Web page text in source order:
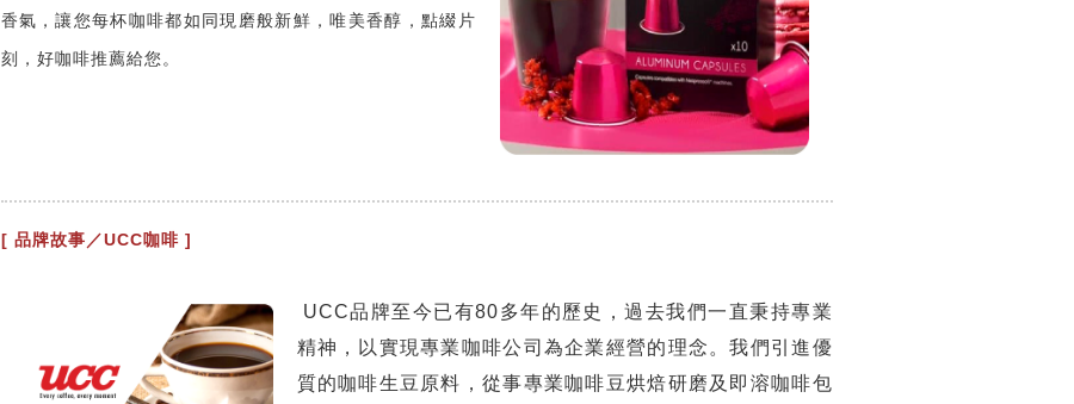
香氣，讓您每杯咖啡都如同現磨般新鮮，唯美香醇，點綴片
刻，好咖啡推薦給您。
[ 品牌故事／UCC咖啡 ]
UCC品牌至今已有80多年的歷史，過去我們一直秉持專業
精神，以實現專業咖啡公司為企業經營的理念。我們引進優
質的咖啡生豆原料，從事專業咖啡豆烘焙研磨及即溶咖啡包